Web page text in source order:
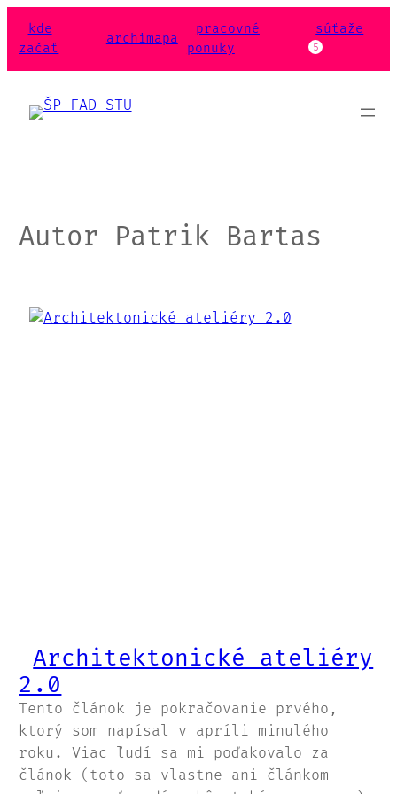
kde
začať
archimapa
pracovné
ponuky
súťaže
5
Autor Patrik Bartas
Architektonické ateliéry
2.0
Tento článok je pokračovanie prvého,
ktorý som napísal v apríli minulého
roku. Viac ľudí sa mi poďakovalo za
článok (toto sa vlastne ani článkom